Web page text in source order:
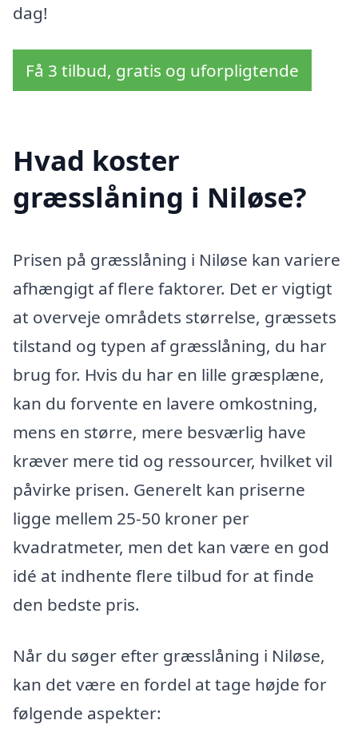
dag!
Få 3 tilbud, gratis og uforpligtende
Hvad koster
græsslåning i Niløse?
Prisen på græsslåning i Niløse kan variere
afhængigt af flere faktorer. Det er vigtigt
at overveje områdets størrelse, græssets
tilstand og typen af græsslåning, du har
brug for. Hvis du har en lille græsplæne,
kan du forvente en lavere omkostning,
mens en større, mere besværlig have
kræver mere tid og ressourcer, hvilket vil
påvirke prisen. Generelt kan priserne
ligge mellem 25-50 kroner per
kvadratmeter, men det kan være en god
idé at indhente flere tilbud for at finde
den bedste pris.
Når du søger efter græsslåning i Niløse,
kan det være en fordel at tage højde for
følgende aspekter: